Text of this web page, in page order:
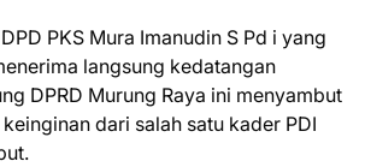
PKS Mura Imanudin S Pd i yang
langsung kedatangan
DPRD Murung Raya ini menyambut
dari salah satu kader PDI